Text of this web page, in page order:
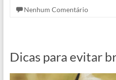
Nenhum Comentário
Dicas para evitar